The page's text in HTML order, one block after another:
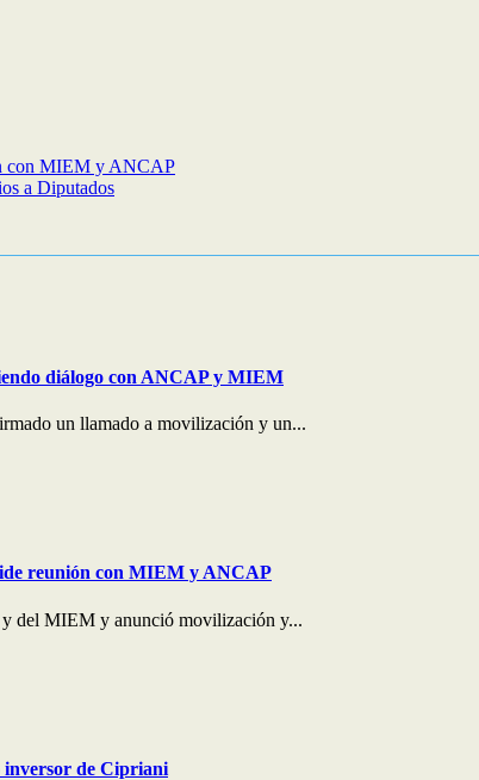
con MIEM y ANCAP
a Diputados
diálogo con ANCAP y MIEM
un llamado a movilización y un...
reunión con MIEM y ANCAP
del MIEM y anunció movilización y...
inversor de Cipriani